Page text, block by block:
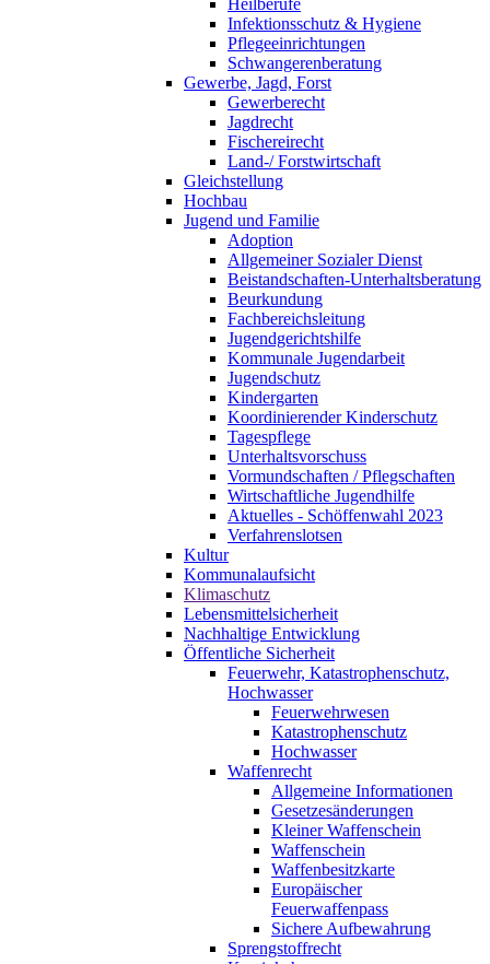
Heilberufe
Infektionsschutz & Hygiene
Pflegeeinrichtungen
Schwangerenberatung
Gewerbe, Jagd, Forst
Gewerberecht
Jagdrecht
Fischereirecht
Land-/ Forstwirtschaft
Gleichstellung
Hochbau
Jugend und Familie
Adoption
Allgemeiner Sozialer Dienst
Beistandschaften-Unterhaltsberatung
Beurkundung
Fachbereichsleitung
Jugendgerichtshilfe
Kommunale Jugendarbeit
Jugendschutz
Kindergarten
Koordinierender Kinderschutz
Tagespflege
Unterhaltsvorschuss
Vormundschaften / Pflegschaften
Wirtschaftliche Jugendhilfe
Aktuelles - Schöffenwahl 2023
Verfahrenslotsen
Kultur
Kommunalaufsicht
Klimaschutz
Lebensmittelsicherheit
Nachhaltige Entwicklung
Öffentliche Sicherheit
Feuerwehr, Katastrophenschutz,
Hochwasser
Feuerwehrwesen
Katastrophenschutz
Hochwasser
Waffenrecht
Allgemeine Informationen
Gesetzesänderungen
Kleiner Waffenschein
Waffenschein
Waffenbesitzkarte
Europäischer
Feuerwaffenpass
Sichere Aufbewahrung
Sprengstoffrecht